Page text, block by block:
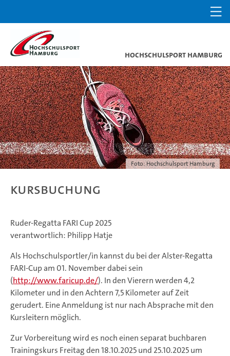
Hochschulsport Hamburg
Foto: Hochschulsport Hamburg
Kursbuchung
Ruder-Regatta FARI Cup 2025
verantwortlich: Philipp Hatje
Als Hochschulsportler/in kannst du bei der Alster-Regatta
FARI-Cup am 01. November dabei sein
(http://www.faricup.de/). In den Vierern werden 4,2
Kilometer und in den Achtern 7,5 Kilometer auf Zeit
gerudert. Eine Anmeldung ist nur nach Absprache mit den
Kursleitern möglich.
Zur Vorbereitung wird es noch einen separat buchbaren
Trainingskurs Freitag den 18.10.2025 und 25.10.2025 um